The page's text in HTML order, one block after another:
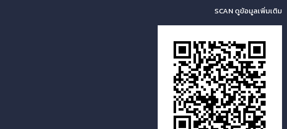
SCAN ดูข้อมูลเพิ่มเติม